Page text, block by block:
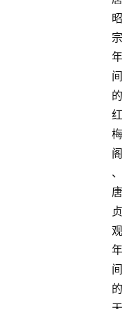
昭
宗
年
间
的
红
梅
阁
、
唐
贞
观
年
间
的